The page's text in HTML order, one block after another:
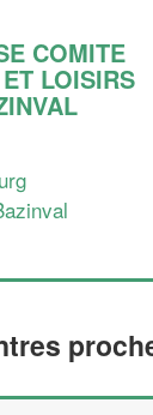
COMITE
LOISIRS